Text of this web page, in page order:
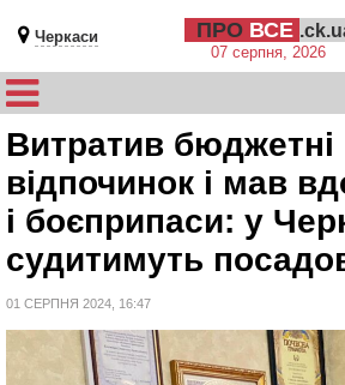
Черкаси ПРО ВСЕ
07 серпня, 2026
Витратив бюджетні
відпочинок і мав
і боєприпаси: у
судитимуть
01 СЕРПНЯ 2024, 16:47